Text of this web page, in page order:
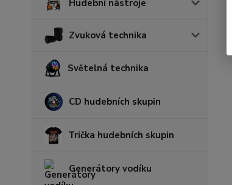
Hudební nástroje
Zvuková technika
Světelná technika
CD hudebních skupin
Trička hudebních skupin
Generátory vodíku